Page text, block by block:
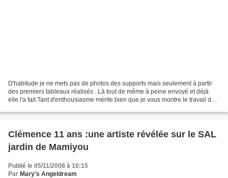
D'habitude je ne mets pas de photos des supports mais seulement à partir
des premiers tableaux réalisés . Là tout de même à peine envoyé et déjà
elle l'a fait.Tant d'enthousiasme mérite bien que je vous montre le travail de
Clémence 11 ans :une artiste révélée sur le SAL
jardin de Mamiyou
Publié le 05/11/2008 à 10:15
Par Mary's Angeldream